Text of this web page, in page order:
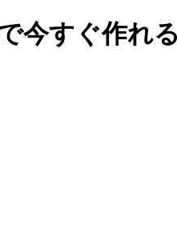
今すぐ作れ